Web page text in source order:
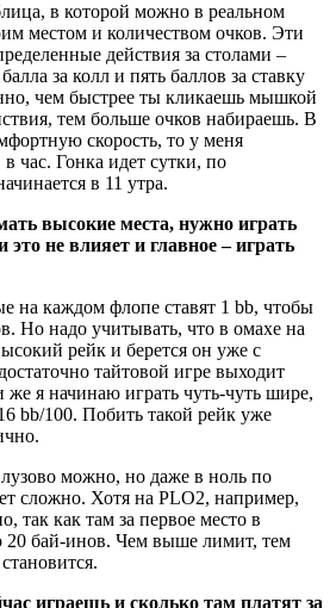
в которой можно в реальном
местом и количеством очков. Эти
действия за столами –
за колл и пять баллов за ставку
чем быстрее ты кликаешь мышкой
тем больше очков набираешь. В
скорость, то у меня
час. Гонка идет сутки, по
в 11 утра.
высокие места, нужно играть
это не влияет и главное – играть
на каждом флопе ставят 1 bb, чтобы
Но надо учитывать, что в омахе на
рейк и берется он уже с
тайтовой игре выходит
же я начинаю играть чуть-чуть шире,
bb/100. Побить такой рейк уже
можно, но даже в ноль по
сложно. Хотя на PLO2, например,
так как там за первое место в
20 бай-инов. Чем выше лимит, тем
играешь и сколько там платят за